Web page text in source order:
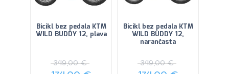
Bicikl bez pedala KTM
WILD BUDDY 12, plava
349,00€
Bicikl bez pedala KTM
WILD BUDDY 12,
narančasta
349,00€